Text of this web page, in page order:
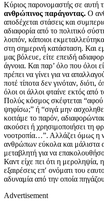
Κύριος παρονομαστής σε αυτή
ανθρώπινος παράγοντας. Ο
αποδέχεται στάσεις και
αδιαφορία από το πολιτικό
λοιπόν, κάποιοι
στη σημερινή κατάσταση. Και
μας βόλευε, είτε επειδή
άγνοια. Και παρ’ όλο που όλοι
πρέπει να γίνει για να
ποτέ τίποτα δεν γινόταν,
όλοι οι άλλοι φταίνε εκτός από
Πολύς κόσμος σκέφτεται “αφού
ψηφίσω;” ή “σιγά μην
κοιτάμε το παρόν,
ακούσει ή χρησιμοποιήσει τη
νοοτροπία…”. Αλλάζει όμως η
ανθρώπων εύκολα και μάλιστα
μεταβλητή για να
Καντ είχε πει ότι η
εξαιρέσεις επ′ ονόματι του
αδυναμία από την οποία
Advertisement